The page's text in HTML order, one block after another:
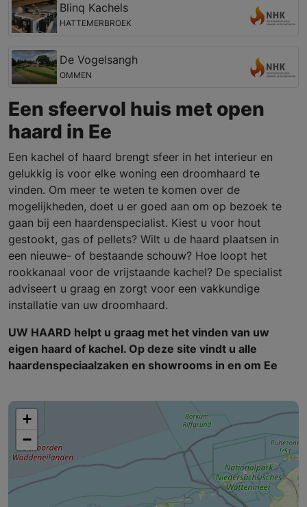
Blinq Kachels
HATTEMERBROEK
De Vogelsangh
OMMEN
Een sfeervol huis met open
haard in Ee
Een kachel of haard brengt sfeer in het interieur en
gelukkig is voor elke woning een droomhaard te
vinden. Om meer te weten te komen over de
mogelijkheden, doet u er goed aan om op bezoek te
gaan bij een haardenspecialist. Kiest u voor hout
gestookt, gas of pellets? Wilt u de haard plaatsen in
een nieuwe- of bestaande schouw? Hoe loopt het
rookkanaal voor de vrijstaande kachel? De specialist
adviseert u graag en zorgt voor een vakkundige
installatie van uw droomhaard.
UW HAARD helpt u graag met het vinden van uw
eigen haard of kachel. Op deze site vindt u alle
haardenspeciaalzaken en showrooms in en om Ee
+
−